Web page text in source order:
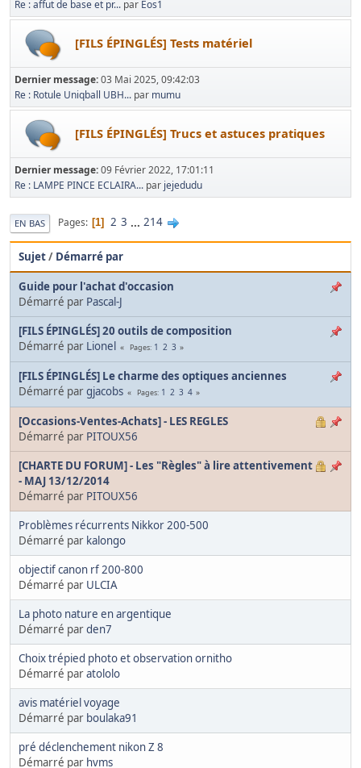
Re : affut de base et pr... par Eos1
[FILS ÉPINGLÉS] Tests matériel
Dernier message:03 Mai 2025, 09:42:03
Re : Rotule Uniqball UBH... par mumu
[FILS ÉPINGLÉS] Trucs et astuces pratiques
Dernier message:09 Février 2022, 17:01:11
Re : LAMPE PINCE ECLAIRA... par jejedudu
EN BAS Pages 1 2 3 ... 214
Sujet/ Démarré par
Guide pour l'achat d'occasion
Démarré par Pascal-J
[FILS ÉPINGLÉS] 20 outils de composition
Démarré par Lionel Pages 1 2 3
[FILS ÉPINGLÉS] Le charme des optiques anciennes
Démarré pargjacobs Pages 1 2 3 4
[Occasions-Ventes-Achats] - LES REGLES
Démarré par PITOUX56
[CHARTE DU FORUM] - Les "Règles" à lire attentivement
- MAJ 13/12/2014
Démarré par PITOUX56
Problèmes récurrents Nikkor 200-500
Démarré par kalongo
objectif canon rf 200-800
Démarré par ULCIA
La photo nature en argentique
Démarré parden7
Choix trépied photo et observation ornitho
Démarré paratololo
avis matériel voyage
Démarré par boulaka91
pré déclenchement nikon Z 8
Démarré par hvms